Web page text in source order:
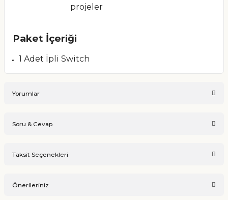
projeler
Paket İçeriği
1 Adet İpli Switch
Yorumlar
Soru & Cevap
Taksit Seçenekleri
Önerileriniz